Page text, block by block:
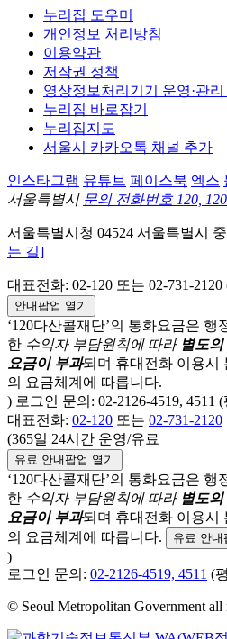
누리집 도우미
개인정보 처리방침
이용약관
저작권 정책
영상정보처리기기 운영·관리
누리집 바로잡기
누리집지도
서울시 카카오톡 채널 추가
인스타그램 유튜브 페이스북 엑스
서울특별시 문의 전화번호 120,
서울특별시청 04524 서울특별시
는 길]
대표전화: 02-120 또는 02-731-
안내팝업 열기
‘120다산콜재단’의 통화요금은 행
한 수익자 부담원칙에 따라 별도
요금이 부과되며 휴대전화 이용시
의 요금체계에 따릅니다.
) 로그인 문의: 02-2126-4519, 4511
대표전화: 02-120 또는 02-731-2120
(365일 24시간 운영/유료
유료 안내팝업 열기
‘120다산콜재단’의 통화요금은 행
한 수익자 부담원칙에 따라 별도
요금이 부과되며 휴대전화 이용시
의 요금체계에 따릅니다.
유료 안내
)
로그인 문의: 02-2126-4519, 4511 (
© Seoul Metropolitan Government all